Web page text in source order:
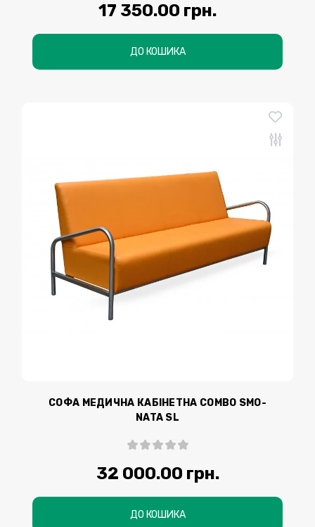
17 350.00 грн.
ДО КОШИКА
СОФА МЕДИЧНА КАБІНЕТНА COMBO SMO-
NATA SL
32 000.00 грн.
ДО КОШИКА